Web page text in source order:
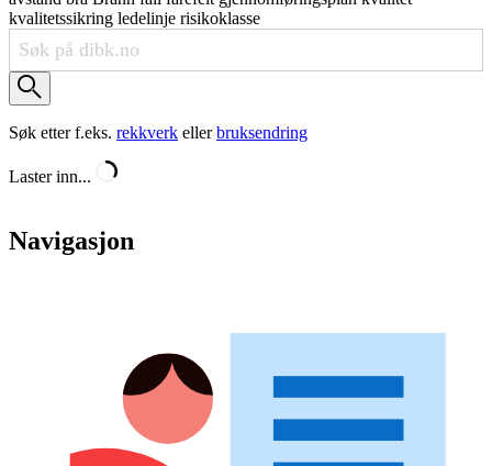
kvalitetssikring ledelinje risikoklasse
Søk etter f.eks. rekkverk ellerbruksendring
Laster inn...
Navigasjon